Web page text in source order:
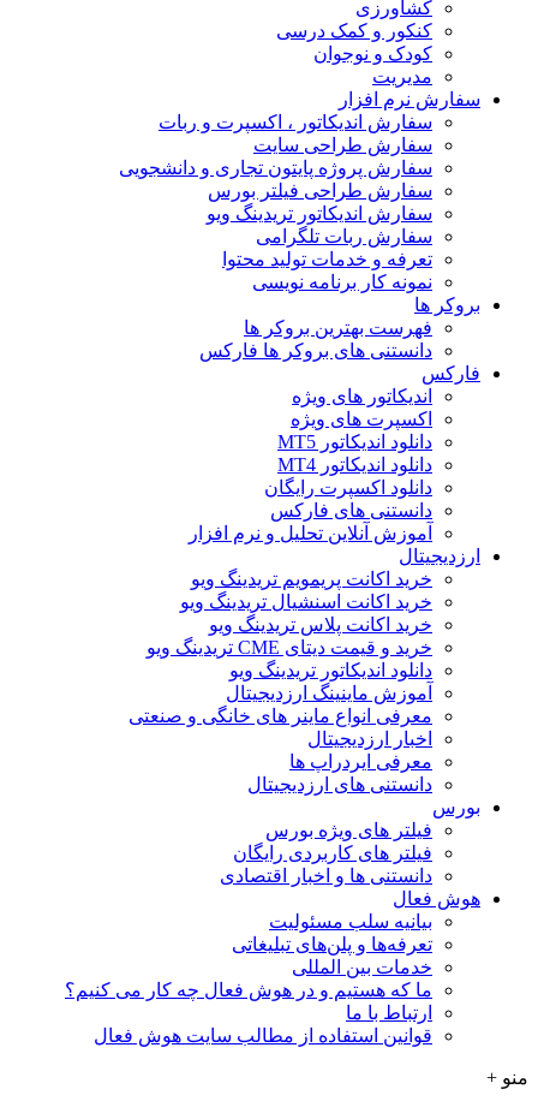
کشاورزی
کنکور و کمک‌ درسی
کودک و نوجوان
مدیریت
سفارش نرم افزار
سفارش اندیکاتور ، اکسپرت و ربات
سفارش طراحی سایت
سفارش پروژه پایتون تجاری و دانشجویی
سفارش طراحی فیلتر بورس
سفارش اندیکاتور تریدینگ ویو
سفارش ربات تلگرامی
تعرفه و خدمات تولید محتوا
نمونه کار برنامه نویسی
بروکر ها
فهرست بهترین بروکر ها
دانستنی های بروکر ها فارکس
فارکس
اندیکاتور های ویژه
اکسپرت های ویژه
دانلود اندیکاتور MT5
دانلود اندیکاتور MT4
دانلود اکسپرت رایگان
دانستنی های فارکس
آموزش آنلاین تحلیل و نرم افزار
ارزدیجیتال
خرید اکانت پریمویم تریدینگ ویو
خرید اکانت اسنشیال تریدینگ ویو
خرید اکانت پلاس تریدینگ ویو
خرید و قیمت دیتای CME تریدینگ ویو
دانلود اندیکاتور تریدینگ ویو
آموزش ماینینگ ارزدیجیتال
معرفی انواع ماینر های خانگی و صنعتی
اخبار ارزدیجیتال
معرفی ایردراپ ها
دانستنی های ارزدیجیتال
بورس
فیلتر های ویژه بورس
فیلتر های کاربردی رایگان
دانستنی ها و اخبار اقتصادی
هوش فعال
بیانیه سلب مسئولیت
تعرفه‌ها و پلن‌های تبلیغاتی
خدمات بین المللی
ما که هستیم و در هوش فعال چه کار می کنیم؟
ارتباط با ما
قوانین استفاده از مطالب سایت هوش فعال
منو +